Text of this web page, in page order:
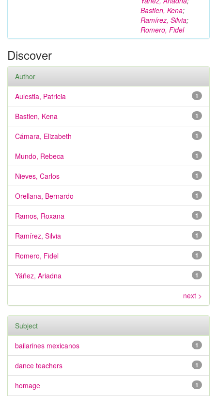
Bastien, Kena;
Ramírez, Silvia;
Romero, Fidel
Discover
Author
1
Aulestia, Patricia
1
Bastien, Kena
1
Cámara, Elizabeth
1
Mundo, Rebeca
1
Nieves, Carlos
1
Orellana, Bernardo
1
Ramos, Roxana
1
Ramírez, Silvia
1
Romero, Fidel
1
Yáñez, Ariadna
next >
Subject
1
bailarines mexicanos
1
dance teachers
1
homage